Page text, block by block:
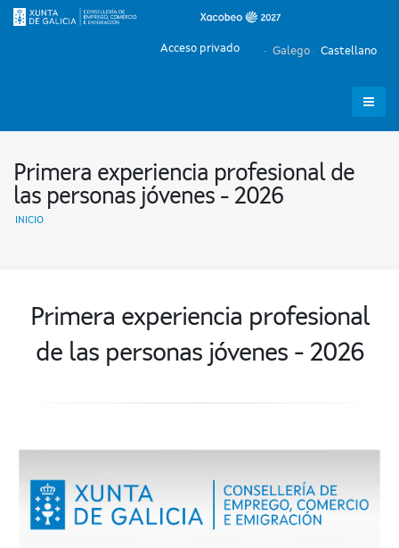
Galego Castellano
Acceso privado
Primera experiencia profesional de
las personas jóvenes - 2026
INICIO
Primera experiencia profesional
de las personas jóvenes - 2026